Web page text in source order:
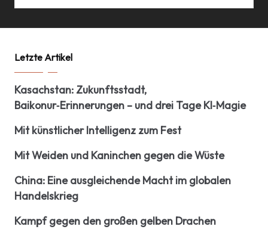
Letzte Artikel
Kasachstan: Zukunftsstadt,
Baikonur‑Erinnerungen – und drei Tage KI‑Magie
Mit künstlicher Intelligenz zum Fest
Mit Weiden und Kaninchen gegen die Wüste
China: Eine ausgleichende Macht im globalen
Handelskrieg
Kampf gegen den großen gelben Drachen